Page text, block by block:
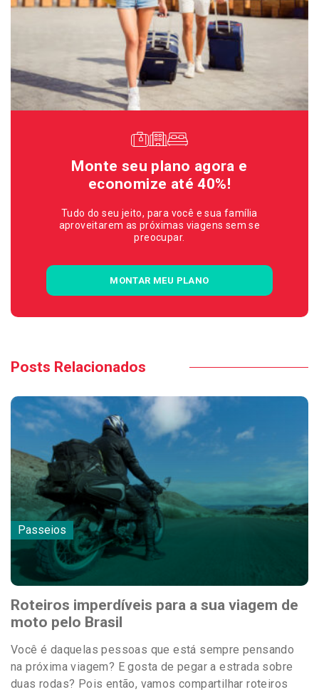
Monte seu plano agora e
economize até 40%!
Tudo do seu jeito, para você e sua família
aproveitarem as próximas viagens sem se
preocupar.
MONTAR MEU PLANO
Posts Relacionados
Passeios
Roteiros imperdíveis para a sua viagem de
moto pelo Brasil
Você é daquelas pessoas que está sempre pensando
na próxima viagem? E gosta de pegar a estrada sobre
duas rodas? Pois então, vamos compartilhar roteiros